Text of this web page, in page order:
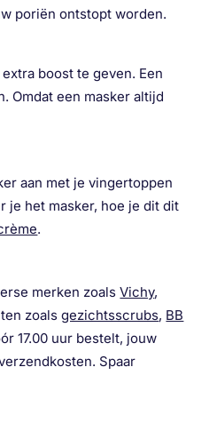
poriën ontstopt worden.
boost te geven. Een
Omdat een masker altijd
aan met je vingertoppen
je het masker, hoe je dit dit
.
merken zoalsVichy,
zoalsgezichtsscrubs, BB
17.00 uur bestelt, jouw
Spaar